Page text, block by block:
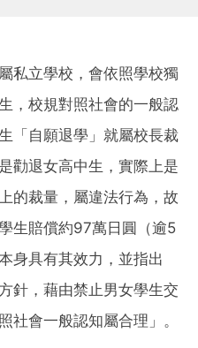
私立學校，會依照學校獨
，校規對照社會的一般認
「自願退學」就屬校長裁
勸退女高中生，實際上是
的裁量，屬違法行為，故
生賠償約97萬日圓（逾5
身具有其效力，並指出
針，藉由禁止男女學生交
社會一般認知屬合理」。